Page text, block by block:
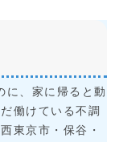
に、家に帰ると動
働けている不調
東京市・保谷・